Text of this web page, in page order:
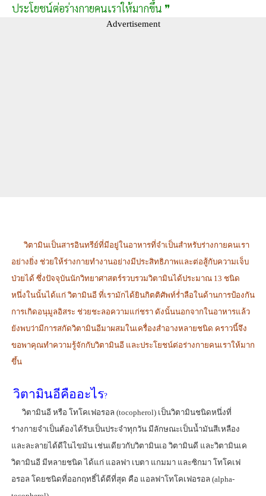
ประโยชน์ต่อร่างกายคนเราให้มากขึ้น ❞
Advertisement
วิตามินเป็นสารอินทรีย์ที่มีอยู่ในอาหารที่จำเป็นสำหรับร่างกายคนเรา
อย่างยิ่ง ช่วยให้ร่างกายทำงานอย่างมีประสิทธิภาพและต่อสู้กับความเจ็บ
ป่วยได้ ซึ่งปัจจุบันนักวิทยาศาสตร์รวบรวมวิตามินได้ประมาณ 13 ชนิด
หนึ่งในนั้นได้แก่ วิตามินอี ที่เรามักได้ยินกิตติศัพท์ร่ำลือในด้านการป้องกัน
การเกิดอนุมูลอิสระ ช่วยชะลอความแก่ชรา ดังนั้นนอกจากในอาหารแล้ว
ยังพบว่ามีการสกัดวิตามินอีมาผสมในเครื่องสำอางหลายชนิด คราวนี้จึง
ขอพาคุณทำความรู้จักกับวิตามินอี และประโยชน์ต่อร่างกายคนเราให้มาก
ขึ้น
วิตามินอีคืออะไร?
วิตามินอี หรือ โทโคเฟอรอล (tocopherol) เป็นวิตามินชนิดหนึ่งที่
ร่างกายจำเป็นต้องได้รับเป็นประจำทุกวัน มีลักษณะเป็นน้ำมันสีเหลือง
และละลายได้ดีในไขมัน เช่นเดียวกับวิตามินเอ วิตามินดี และวิตามินเค
วิตามินอี มีหลายชนิด ได้แก่ แอลฟา เบตา แกมมา และซิกมา โทโคเฟ
อรอล โดยชนิดที่ออกฤทธิ์ได้ดีที่สุด คือ แอลฟาโทโคเฟอรอล (alpha-